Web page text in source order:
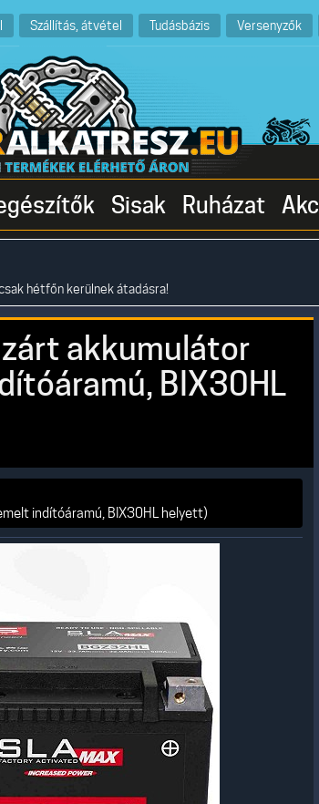
Szállítás, átvétel Tudásbázis Versenyzők
Sisak Ruházat
hétfőn kerülnek átadásra!
zárt akkumulátor
BIX30HL
indítóáramú, BIX30HL helyett)